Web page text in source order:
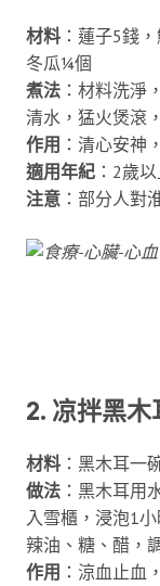
材料 ：蓮子5錢
冬瓜¼個
煮法 ：材料洗淨
清水，猛火煲滾
作用 ：清心安神
適用年紀 ：2歲
注意 ：部分人對
2. 凉拌黑木
材料 ：黑木耳一
做法 ：黑木耳用
入雪櫃，浸泡1
辣油、糖、醋，
作用 ：涼血止血